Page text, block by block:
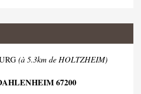
(à 5.3km de HOLTZHEIM)
67200